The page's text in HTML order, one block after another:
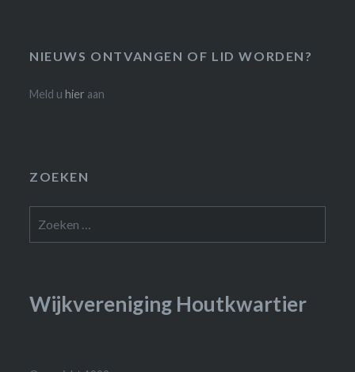
NIEUWS ONTVANGEN OF LID WORDEN?
Meld uhier aan
ZOEKEN
naar:
Wijkvereniging Houtkwartier